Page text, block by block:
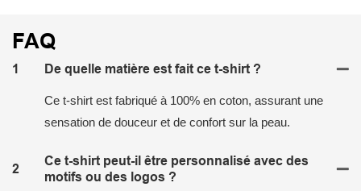
FAQ
1 De quelle matière est fait ce t-shirt ?
Ce t-shirt est fabriqué à 100% en coton, assurant une
sensation de douceur et de confort sur la peau.
2
Ce t-shirt peut-il être personnalisé avec des
motifs ou des logos ?